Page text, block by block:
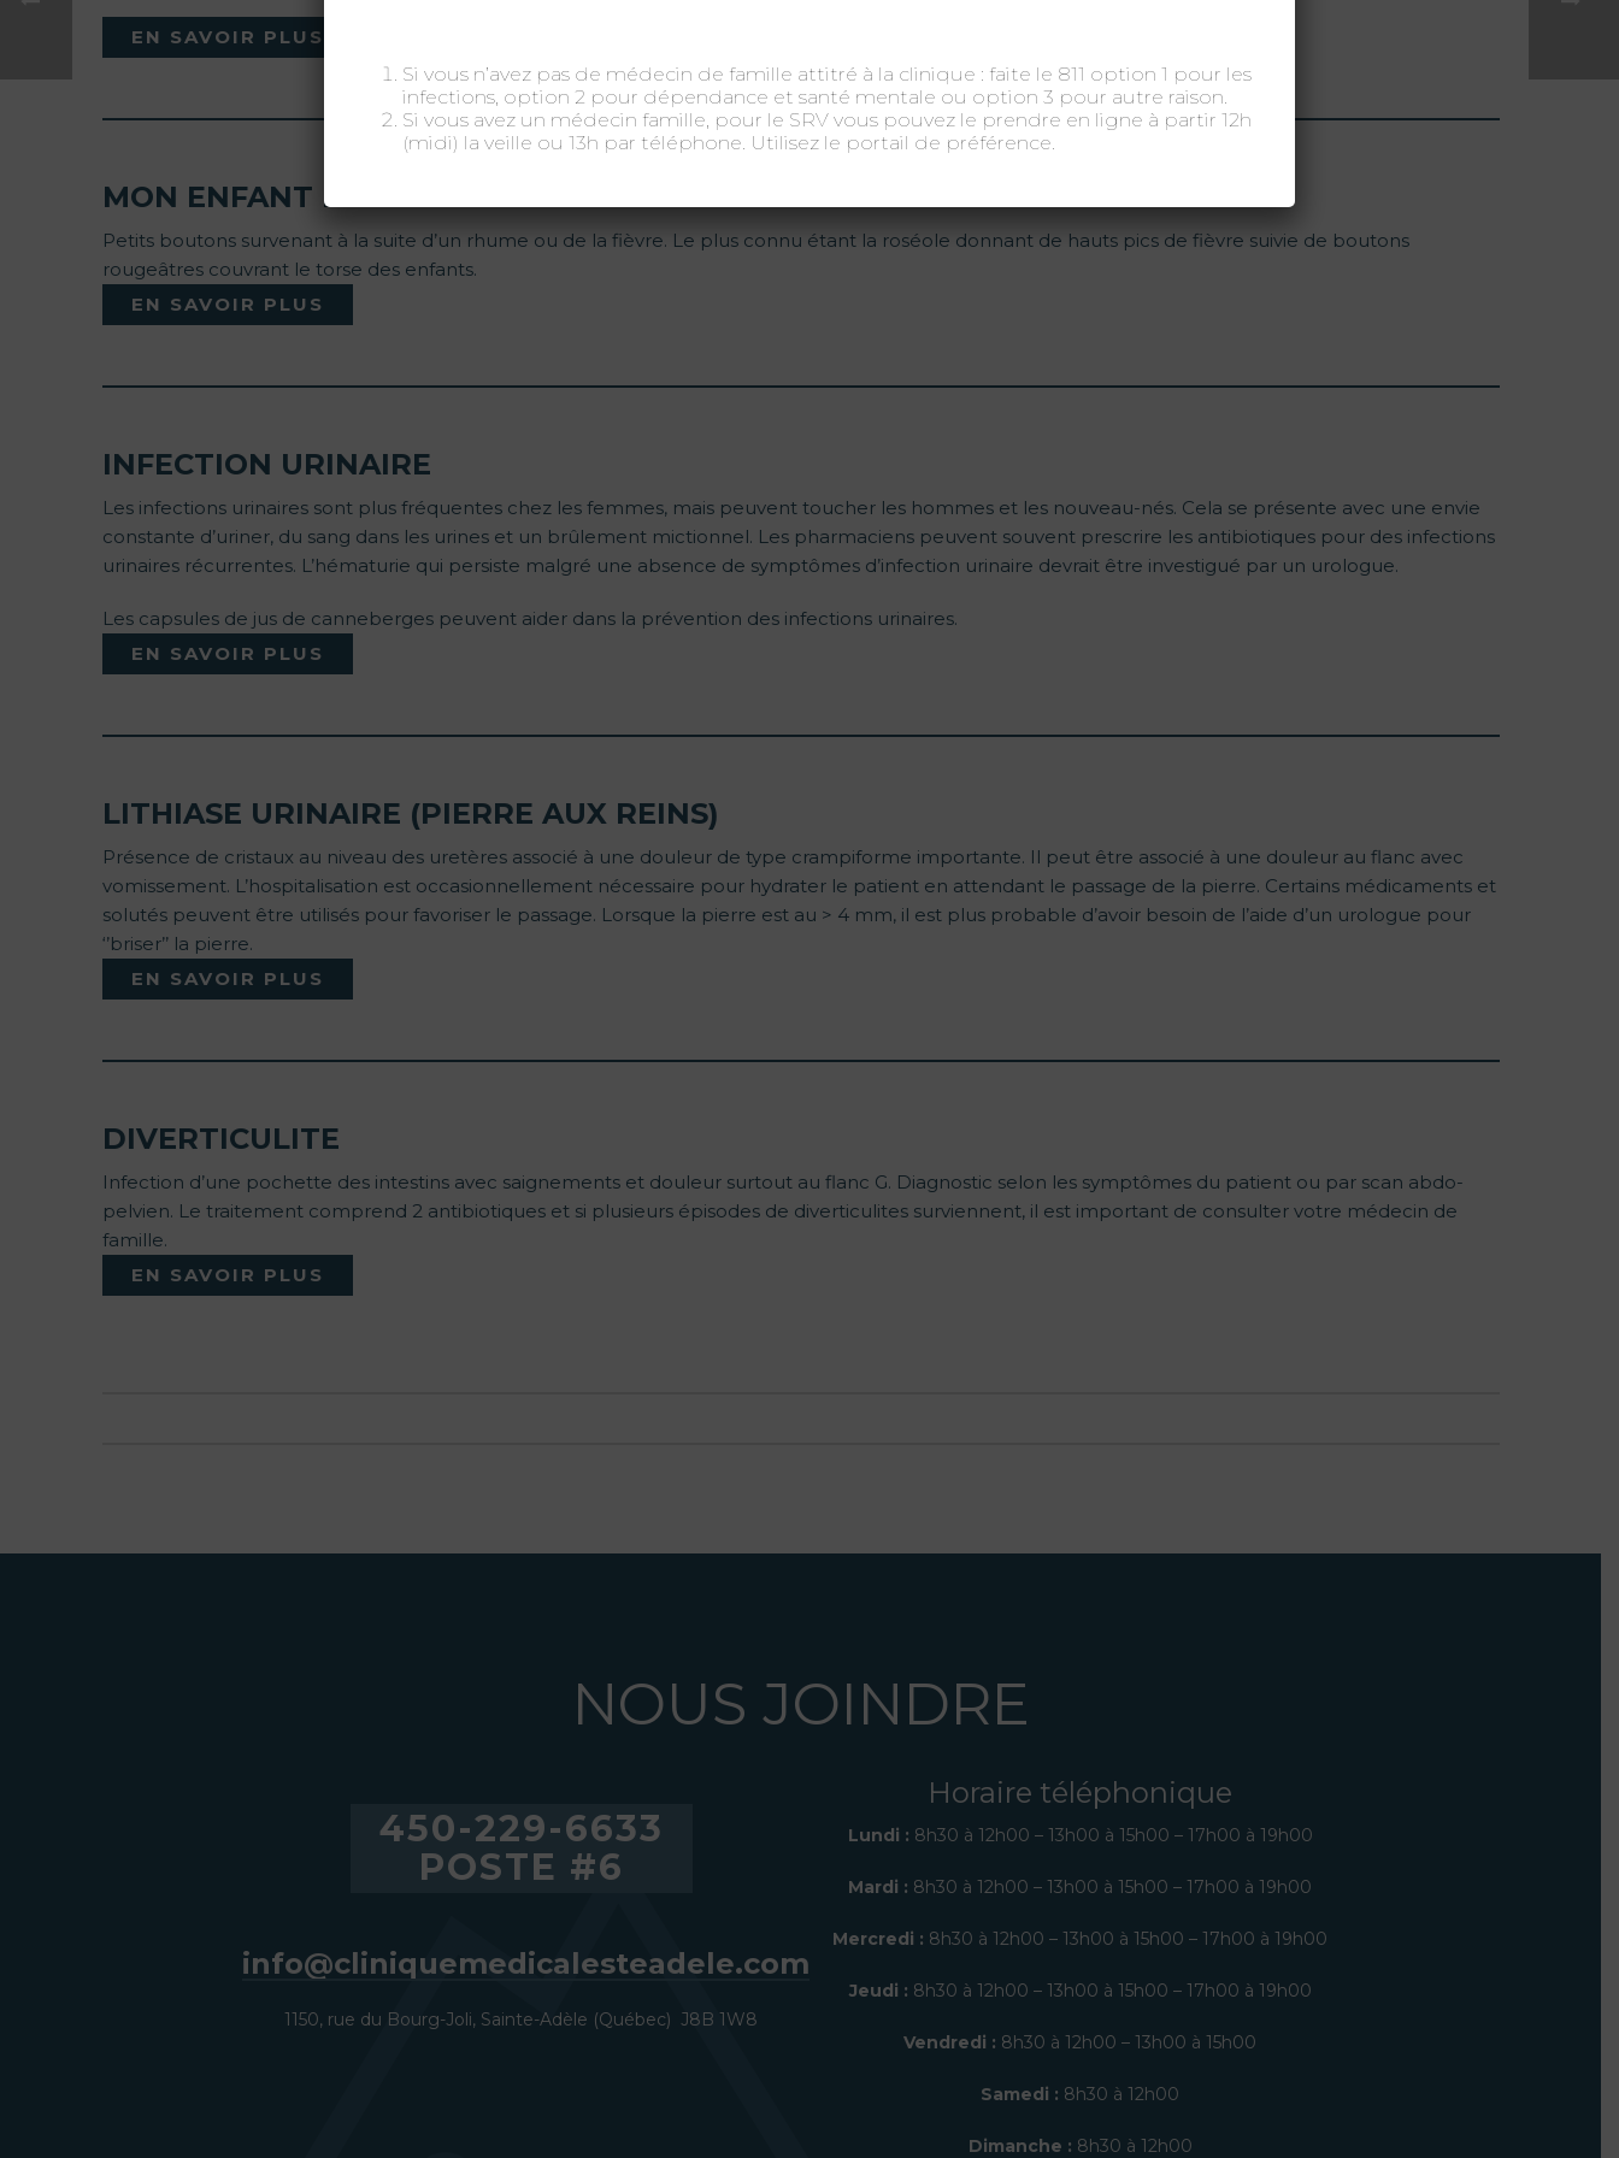
EN SAVOIR PLUS
MON ENFANT FAIT DE LA FIÈVRE ET PRÉSENTE UN RASH
Petits boutons survenant à la suite d’un rhume ou de la fièvre. Le plus connu étant la roséole donnant de hauts pics de fièvre suivie de boutons
rougeâtres couvrant le torse des enfants.
EN SAVOIR PLUS
INFECTION URINAIRE
Les infections urinaires sont plus fréquentes chez les femmes, mais peuvent toucher les hommes et les nouveau-nés. Cela se présente avec une envie
constante d’uriner, du sang dans les urines et un brûlement mictionnel. Les pharmaciens peuvent souvent prescrire les antibiotiques pour des infections
urinaires récurrentes. L’hématurie qui persiste malgré une absence de symptômes d’infection urinaire devrait être investigué par un urologue.
Les capsules de jus de canneberges peuvent aider dans la prévention des infections urinaires.
EN SAVOIR PLUS
LITHIASE URINAIRE (PIERRE AUX REINS)
Présence de cristaux au niveau des uretères associé à une douleur de type crampiforme importante. Il peut être associé à une douleur au flanc avec
vomissement. L’hospitalisation est occasionnellement nécessaire pour hydrater le patient en attendant le passage de la pierre. Certains médicaments et
solutés peuvent être utilisés pour favoriser le passage. Lorsque la pierre est au > 4 mm, il est plus probable d’avoir besoin de l’aide d’un urologue pour
‘’briser’’ la pierre.
EN SAVOIR PLUS
DIVERTICULITE
Infection d’une pochette des intestins avec saignements et douleur surtout au flanc G. Diagnostic selon les symptômes du patient ou par scan abdo-
pelvien. Le traitement comprend 2 antibiotiques et si plusieurs épisodes de diverticulites surviennent, il est important de consulter votre médecin de
famille.
EN SAVOIR PLUS
NOUS JOINDRE
450-229-6633
POSTE #6
info@cliniquemedicalesteadele.com
1150, rue du Bourg-Joli, Sainte-Adèle (Québec) J8B 1W8
Horaire téléphonique
Lundi : 8h30 à 12h00 – 13h00 à 15h00 – 17h00 à 19h00
Mardi : 8h30 à 12h00 – 13h00 à 15h00 – 17h00 à 19h00
Mercredi : 8h30 à 12h00 – 13h00 à 15h00 – 17h00 à 19h00
Jeudi : 8h30 à 12h00 – 13h00 à 15h00 – 17h00 à 19h00
Vendredi : 8h30 à 12h00 – 13h00 à 15h00
Samedi : 8h30 à 12h00
Dimanche : 8h30 à 12h00
Si vous n’avez pas de médecin de famille attitré à la clinique : faite le 811 option 1 pour les
infections, option 2 pour dépendance et santé mentale ou option 3 pour autre raison.
Si vous avez un médecin famille, pour le SRV vous pouvez le prendre en ligne à partir 12h
(midi) la veille ou 13h par téléphone. Utilisez le portail de préférence.